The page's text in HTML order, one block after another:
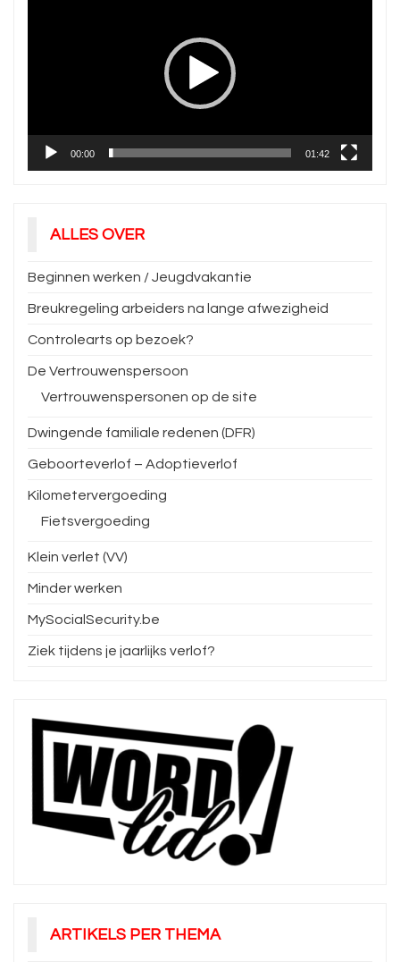
00:00 01:42
ALLES OVER
Beginnen werken / Jeugdvakantie
Breukregeling arbeiders na lange afwezigheid
Controlearts op bezoek?
De Vertrouwenspersoon
Vertrouwenspersonen op de site
Dwingende familiale redenen (DFR)
Geboorteverlof – Adoptieverlof
Kilometervergoeding
Fietsvergoeding
Klein verlet (VV)
Minder werken
MySocialSecurity.be
Ziek tijdens je jaarlijks verlof?
ARTIKELS PER THEMA